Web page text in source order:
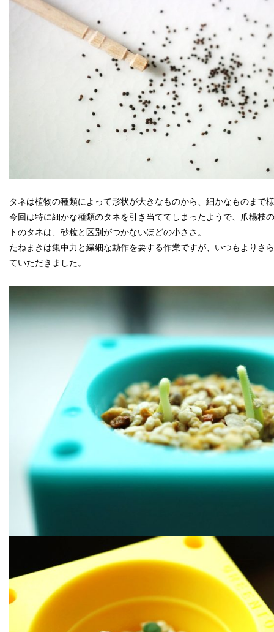
タネは植物の種類によって形状が大きなものから、細かなものまで
今回は特に細かな種類のタネを引き当ててしまったようで、爪楊枝
トのタネは、砂粒と区別がつかないほどの小ささ。
たねまきは集中力と繊細な動作を要する作業ですが、いつもよりさ
ていただきました。